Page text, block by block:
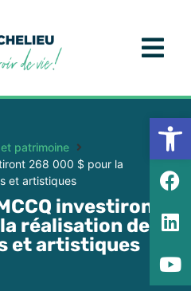
patrimoine
268 000 $ pour la
et artistiques
investiront
réalisation de
et artistiques